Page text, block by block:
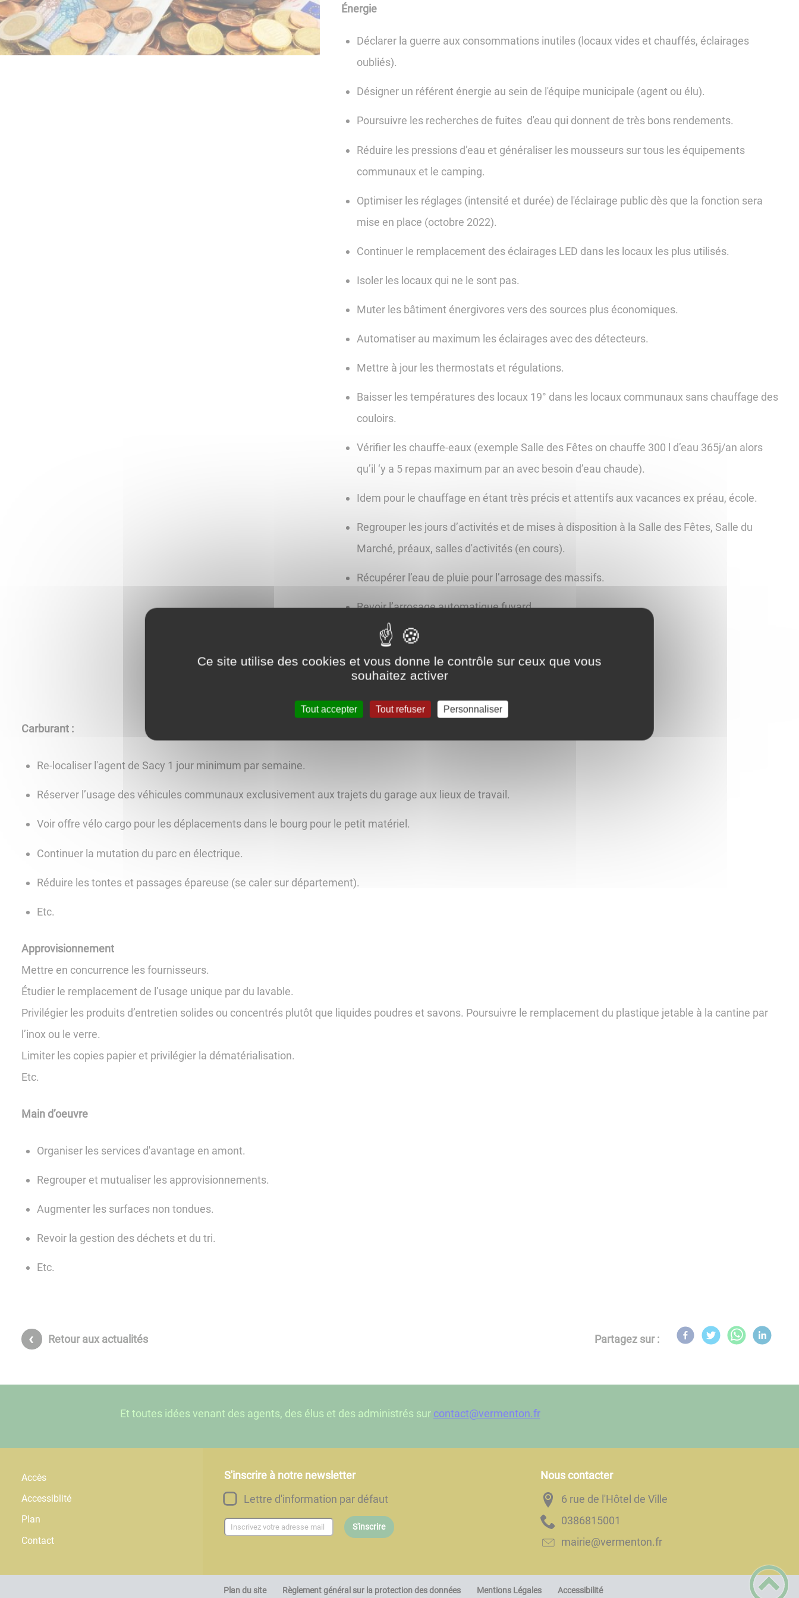
Énergie
Déclarer la guerre aux consommations inutiles (locaux vides et chauffés, éclairages
oubliés).
Désigner un référent énergie au sein de l'équipe municipale (agent ou élu).
Poursuivre les recherches de fuites d'eau qui donnent de très bons rendements.
Réduire les pressions d’eau et généraliser les mousseurs sur tous les équipements
communaux et le camping.
Optimiser les réglages (intensité et durée) de l'éclairage public dès que la fonction sera
mise en place (octobre 2022).
Continuer le remplacement des éclairages LED dans les locaux les plus utilisés.
Isoler les locaux qui ne le sont pas.
Muter les bâtiment énergivores vers des sources plus économiques.
Automatiser au maximum les éclairages avec des détecteurs.
Mettre à jour les thermostats et régulations.
Baisser les températures des locaux 19° dans les locaux communaux sans chauffage des
couloirs.
Vérifier les chauffe-eaux (exemple Salle des Fêtes on chauffe 300 l d’eau 365j/an alors
qu’il ‘y a 5 repas maximum par an avec besoin d’eau chaude).
Idem pour le chauffage en étant très précis et attentifs aux vacances ex préau, école.
Regrouper les jours d’activités et de mises à disposition à la Salle des Fêtes, Salle du
Marché, préaux, salles d'activités (en cours).
Récupérer l’eau de pluie pour l’arrosage des massifs.
Revoir l’arrosage automatique fuyard.
Supprimer toutes les plantes annuelles et gourmandes en eau.
Etc.
Carburant :
Re-localiser l'agent de Sacy 1 jour minimum par semaine.
Réserver l’usage des véhicules communaux exclusivement aux trajets du garage aux lieux de travail.
Voir offre vélo cargo pour les déplacements dans le bourg pour le petit matériel.
Continuer la mutation du parc en électrique.
Réduire les tontes et passages épareuse (se caler sur département).
Etc.
Approvisionnement
Mettre en concurrence les fournisseurs.
Étudier le remplacement de l’usage unique par du lavable.
Privilégier les produits d’entretien solides ou concentrés plutôt que liquides poudres et savons. Poursuivre le remplacement du plastique jetable à la cantine par
l’inox ou le verre.
Limiter les copies papier et privilégier la dématérialisation.
Etc.
Main d’oeuvre
Organiser les services d'avantage en amont.
Regrouper et mutualiser les approvisionnements.
Augmenter les surfaces non tondues.
Revoir la gestion des déchets et du tri.
Etc.
Retour aux actualités Partagez sur :
Et toutes idées venant des agents, des élus et des administrés sur contact@vermenton.fr
Accès
Accessiblité
Plan
Contact
S'inscrire à notre newsletter
Lettre d'information par défaut
S'inscrire
Nous contacter
6 rue de l'Hôtel de Ville
1005186830
rf.notnemrev@eiriam
Plan du site Règlement général sur la protection des données Mentions Légales Accessibilité
Ce site utilise des cookies et vous donne le contrôle sur ceux que vous
souhaitez activer
Tout accepter Tout refuser Personnaliser